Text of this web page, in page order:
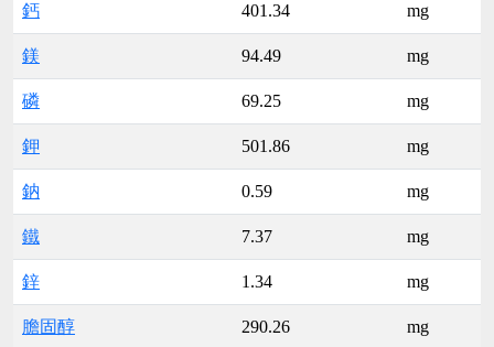
鈣 401.34 mg
鎂 94.49 mg
磷 69.25 mg
鉀 501.86 mg
鈉 0.59 mg
鐵 7.37 mg
鋅 1.34 mg
膽固醇 290.26 mg